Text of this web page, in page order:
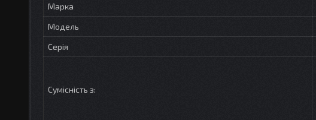
Марка
Модель
Серія
Сумісність з: